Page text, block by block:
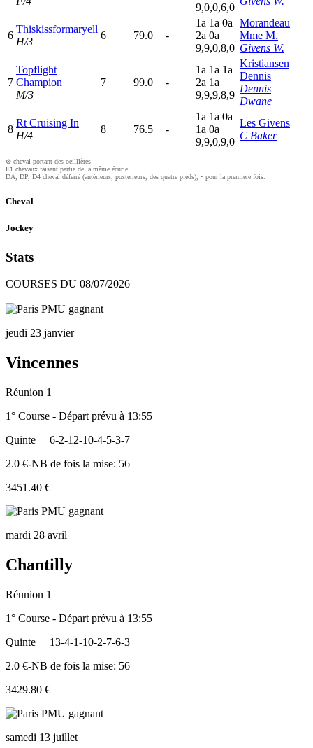
9,0,0,6,0
6
Thiskissformaryell
H/3
6 79.0 -
1a 1a 0a
2a 0a
9,9,0,8,0
Morandeau
Mme M.
Givens W.
7
Topflight
Champion
M/3
7 99.0 -
1a 1a 1a
2a 1a
9,9,9,8,9
Kristiansen
Dennis
Dennis
Dwane
8
Rt Cruising In
H/4
8 76.5 -
1a 1a 0a
1a 0a
9,9,0,9,0
Les Givens
C Baker
⊗ cheval portant des oeilllères
E1 chevaux faisant partie de la même écurie
DA, DP, D4 cheval déferré (antérieurs, postérieurs, des quatre pieds), • pour la première fois.
Cheval
Jockey
Stats
COURSES DU 08/07/2026
jeudi 23 janvier
Vincennes
Réunion 1
1° Course - Départ prévu à 13:55
Quinte
6-2-12-10-4-5-3-7
2.0 €-NB de fois la mise: 56
3451.40 €
mardi 28 avril
Chantilly
Réunion 1
1° Course - Départ prévu à 13:55
Quinte
13-4-1-10-2-7-6-3
2.0 €-NB de fois la mise: 56
3429.80 €
samedi 13 juillet